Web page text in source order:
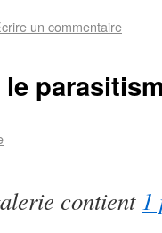
un commentaire
contient 1